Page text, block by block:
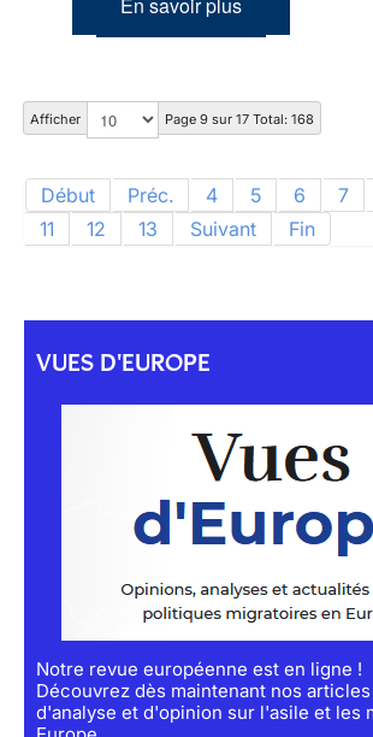
Afficher Page 9 sur 17 Total: 168
Début Préc. 4 5 6 7
11
12 13 Suivant Fin
VUES D'EUROPE
Notre revue européenne est en ligne !
Découvrez dès maintenant nos
d'analyse et d'opinion sur l'asile et les